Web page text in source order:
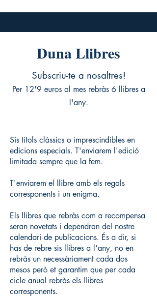
Duna Llibres
Subscriu-te a nosaltres!
Per 12'9 euros al mes rebràs 6 llibres a
l'any.
Sis títols clàssics o imprescindibles en
edicions especials. T'enviarem l'edició
limitada sempre que la fem.
T'enviarem el llibre amb els regals
corresponents i un enigma.
Els llibres que rebràs com a recompensa
seran novetats i dependran del nostre
calendari de publicacions. És a dir, si
has de rebre sis llibres a l'any, no en
rebràs un necessàriament cada dos
mesos però et garantim que per cada
cicle anual rebràs els llibres
corresponents.